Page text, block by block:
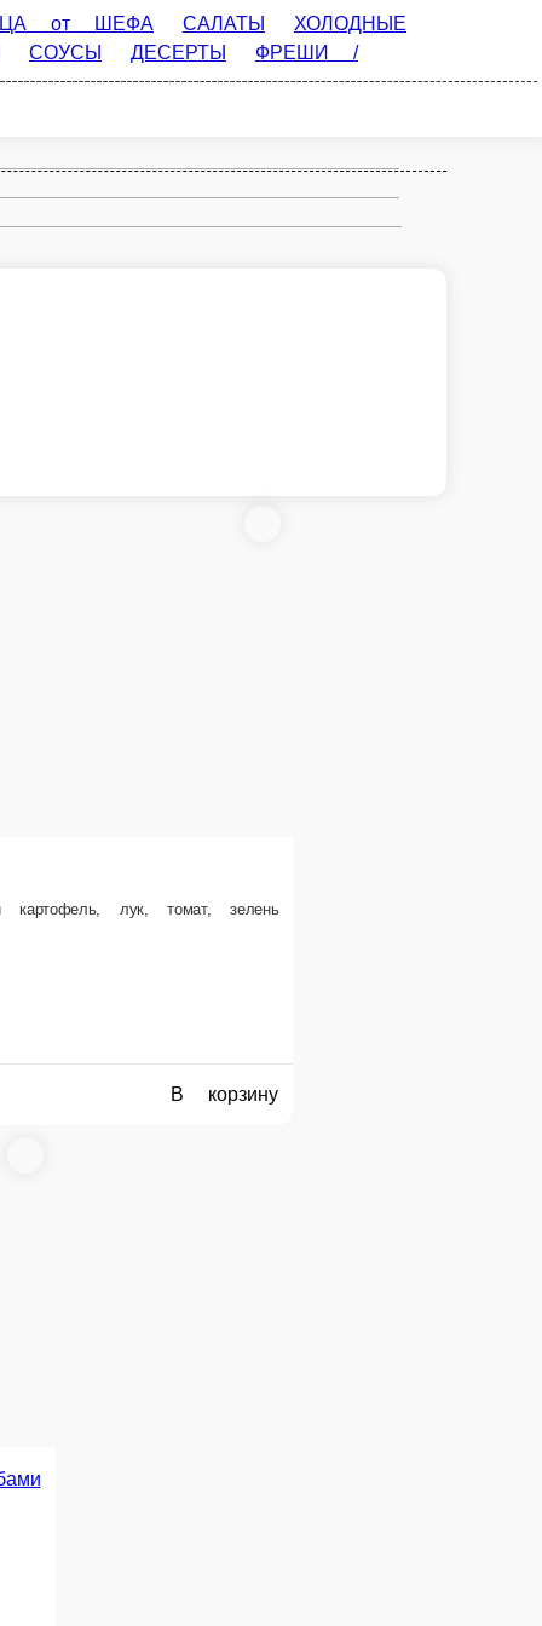
ХОЛОДНЫЕ ЗАКУСКИ
ГОРЯЧИЕ
БЕЗАЛКОГОЛЬНЫЕ НАПИТКИ
лук, томат, зелень
В корзину